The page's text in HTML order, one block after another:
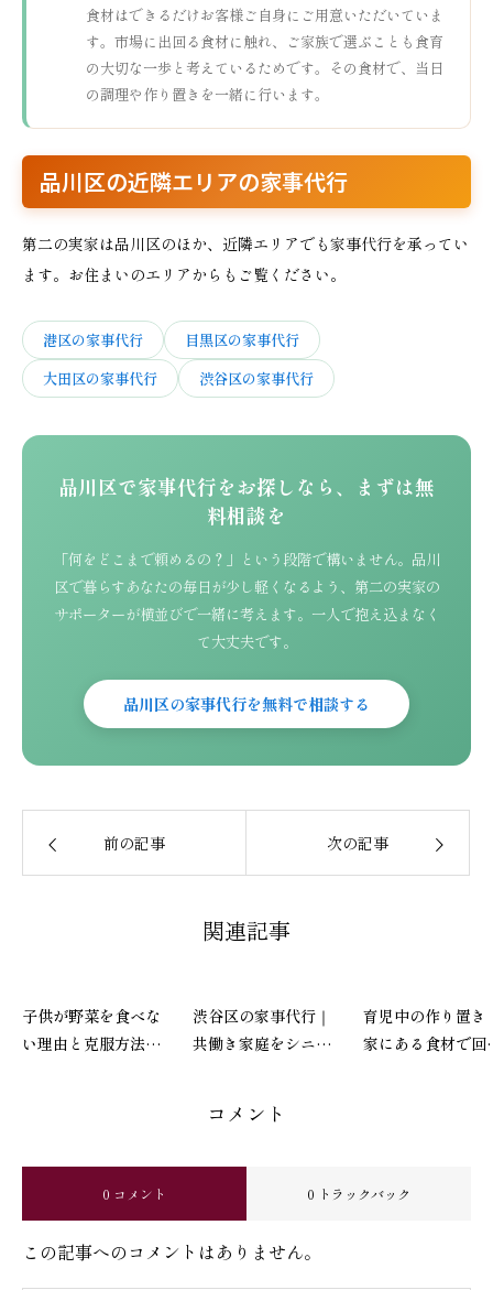
食材はできるだけお客様ご自身にご用意いただいていま
す。市場に出回る食材に触れ、ご家族で選ぶことも食育
の大切な一歩と考えているためです。その食材で、当日
の調理や作り置きを一緒に行います。
品川区の近隣エリアの家事代行
第二の実家は品川区のほか、近隣エリアでも家事代行を承ってい
ます。お住まいのエリアからもご覧ください。
港区の家事代行
目黒区の家事代行
大田区の家事代行
渋谷区の家事代行
品川区で家事代行をお探しなら、まずは無
料相談を
「何をどこまで頼めるの？」という段階で構いません。品川
区で暮らすあなたの毎日が少し軽くなるよう、第二の実家の
サポーターが横並びで一緒に考えます。一人で抱え込まなく
て大丈夫です。
品川区の家事代行を無料で相談する
前の記事 次の記事
関連記事
子供が野菜を食べな
い理由と克服方法｜
渋谷区の家事代行｜
共働き家庭をシニア
育児中の作り置き
家にある食材で回
コメント
0 コメント 0 トラックバック
この記事へのコメントはありません。